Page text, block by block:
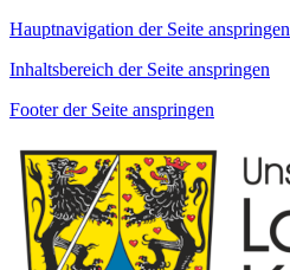
Hauptnavigation der Seite anspringen
Inhaltsbereich der Seite anspringen
Footer der Seite anspringen